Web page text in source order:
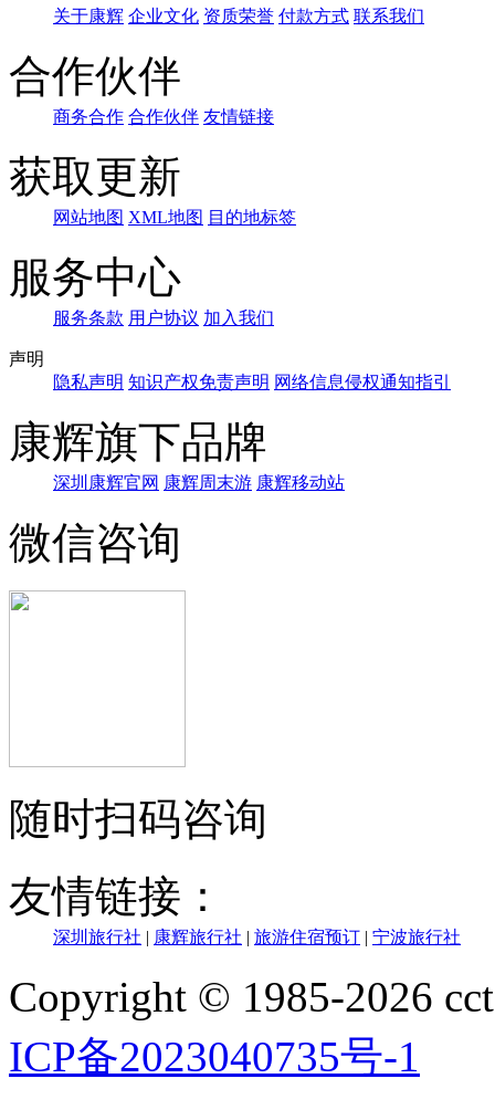
关于康辉 企业文化 资质荣誉 付款方式 联系我们
合作伙伴
商务合作 合作伙伴 友情链接
获取更新
网站地图 XML地图 目的地标签
服务中心
服务条款 用户协议 加入我们
声明
隐私声明 知识产权免责声明 网络信息侵权通知指引
康辉旗下品牌
深圳康辉官网 康辉周末游 康辉移动站
微信咨询
随时扫码咨询
友情链接：
深圳旅行社 | 康辉旅行社 | 旅游住宿预订 | 宁波旅行社
Copyright © 1985-2026
ICP备2023040735号-1